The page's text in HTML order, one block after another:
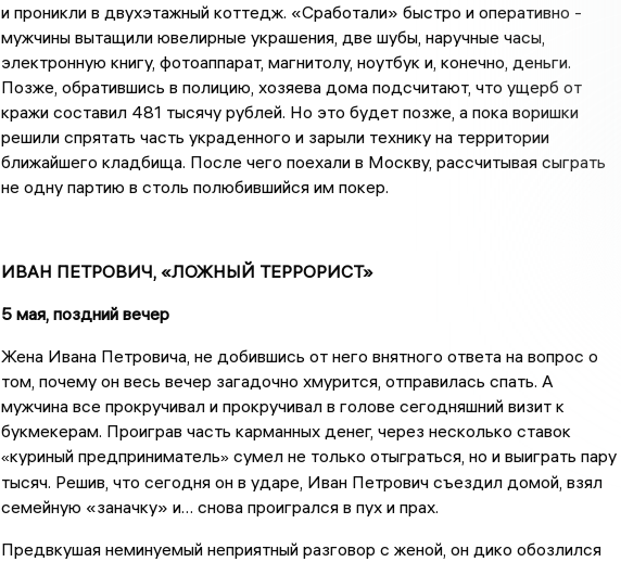
и проникли в двухэтажный коттедж. «Сработали» быстро и оперативно -
мужчины вытащили ювелирные украшения, две шубы, наручные часы,
электронную книгу, фотоаппарат, магнитолу, ноутбук и, конечно, деньги.
Позже, обратившись в полицию, хозяева дома подсчитают, что ущерб от
кражи составил 481 тысячу рублей. Но это будет позже, а пока воришки
решили спрятать часть украденного и зарыли технику на территории
ближайшего кладбища. После чего поехали в Москву, рассчитывая сыграть
не одну партию в столь полюбившийся им покер.
ИВАН ПЕТРОВИЧ, «ЛОЖНЫЙ ТЕРРОРИСТ»
5 мая, поздний вечер
Жена Ивана Петровича, не добившись от него внятного ответа на вопрос о
том, почему он весь вечер загадочно хмурится, отправилась спать. А
мужчина все прокручивал и прокручивал в голове сегодняшний визит к
букмекерам. Проиграв часть карманных денег, через несколько ставок
«куриный предприниматель»сумел не только отыграться, но и выиграть пару
тысяч. Решив, что сегодня он в ударе, Иван Петрович съездил домой, взял
семейную «заначку» и… снова проигрался в пух и прах.
Предвкушая неминуемый неприятный разговор с женой, он дико обозлился